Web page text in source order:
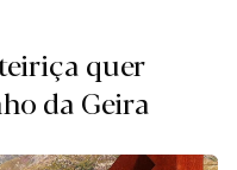
quer
da Geira